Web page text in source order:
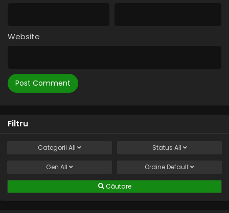
Website
Filtru
Categorii All Status All
Gen All Ordine Default
Căutare